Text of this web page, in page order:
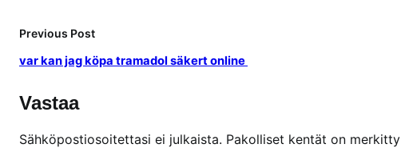
Previous Post
var kan jag köpa tramadol säkert online
Vastaa
Sähköpostiosoitettasi ei julkaista. Pakolliset kentät on merkitty